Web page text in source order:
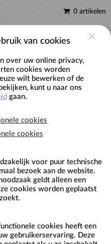
0 artikelen
scholen
van cookies
over uw online privacy,
cookies worden
wilt bewerken of de
kunt u naar ons
gaan.
cookies
cookies
voor puur technische
bezoek aan de website.
geldt alleen een
cookies worden geplaatst
cookies heeft een
gebruikerservaring. Deze